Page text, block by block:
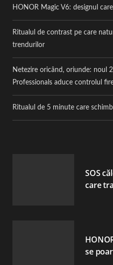
HONOR Magic V6: designul
Ritualul de contrast pe care
trendurilor
Netezire oricând, oriunde: noul
Professionals aduce controlul
Ritualul de 5 minute care
SOS
care
se